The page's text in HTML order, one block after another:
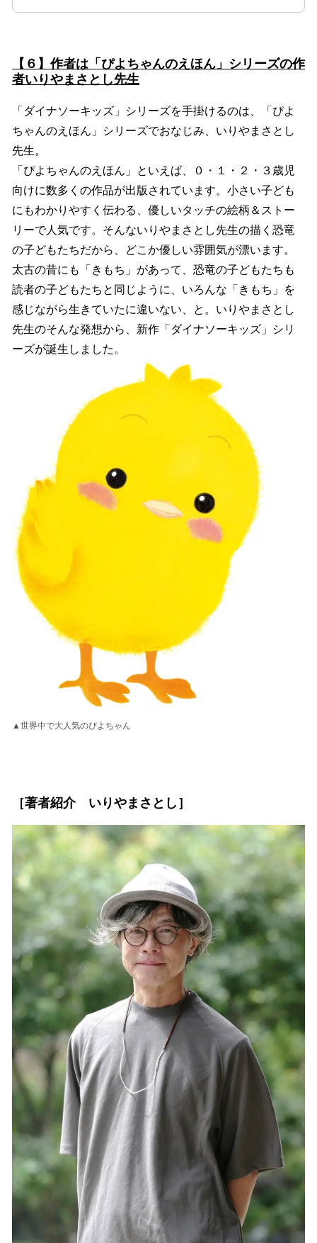
【６】作者は「ぴよちゃんのえほん」シリーズの作
者いりやまさとし先生
「ダイナソーキッズ」シリーズを手掛けるのは、「ぴよ
ちゃんのえほん」シリーズでおなじみ、いりやまさとし
先生。
「ぴよちゃんのえほん」といえば、０・１・２・３歳児
向けに数多くの作品が出版されています。小さい子ども
にもわかりやすく伝わる、優しいタッチの絵柄＆ストー
リーで人気です。そんないりやまさとし先生の描く恐竜
の子どもたちだから、どこか優しい雰囲気が漂います。
太古の昔にも「きもち」があって、恐竜の子どもたちも
読者の子どもたちと同じように、いろんな「きもち」を
感じながら生きていたに違いない、と。いりやまさとし
先生のそんな発想から、新作「ダイナソーキッズ」シリ
ーズが誕生しました。
▲世界中で大人気のぴよちゃん
［著者紹介 いりやまさとし］